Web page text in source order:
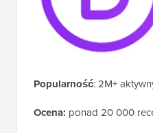
Popularność: 2M+
Ocena: ponad 20 000